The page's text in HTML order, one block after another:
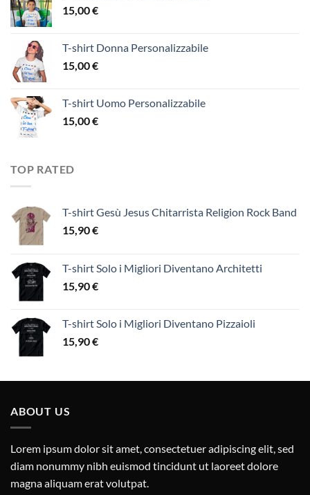
15,00€
T-shirt Donna Personalizzabile
15,00€
T-shirt Uomo Personalizzabile
15,00€
TOP RATED
T-shirt Gesù Jesus Chitarrista Religion Rock Band
15,90€
T-shirt Solo i Migliori Diventano Architetti
15,90€
T-shirt Solo i Migliori Diventano Pizzaioli
15,90€
ABOUT US
Lorem ipsum dolor sit amet, consectetuer adipiscing elit, sed
diam nonummy nibh euismod tincidunt ut laoreet dolore
magna aliquam erat volutpat.